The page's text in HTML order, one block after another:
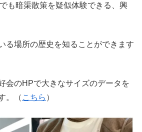
も暗渠散策を疑似体験できる、興
る場所の歴史を知ることができます
会のHPで大きなサイズのデータを
。（ こちら ）